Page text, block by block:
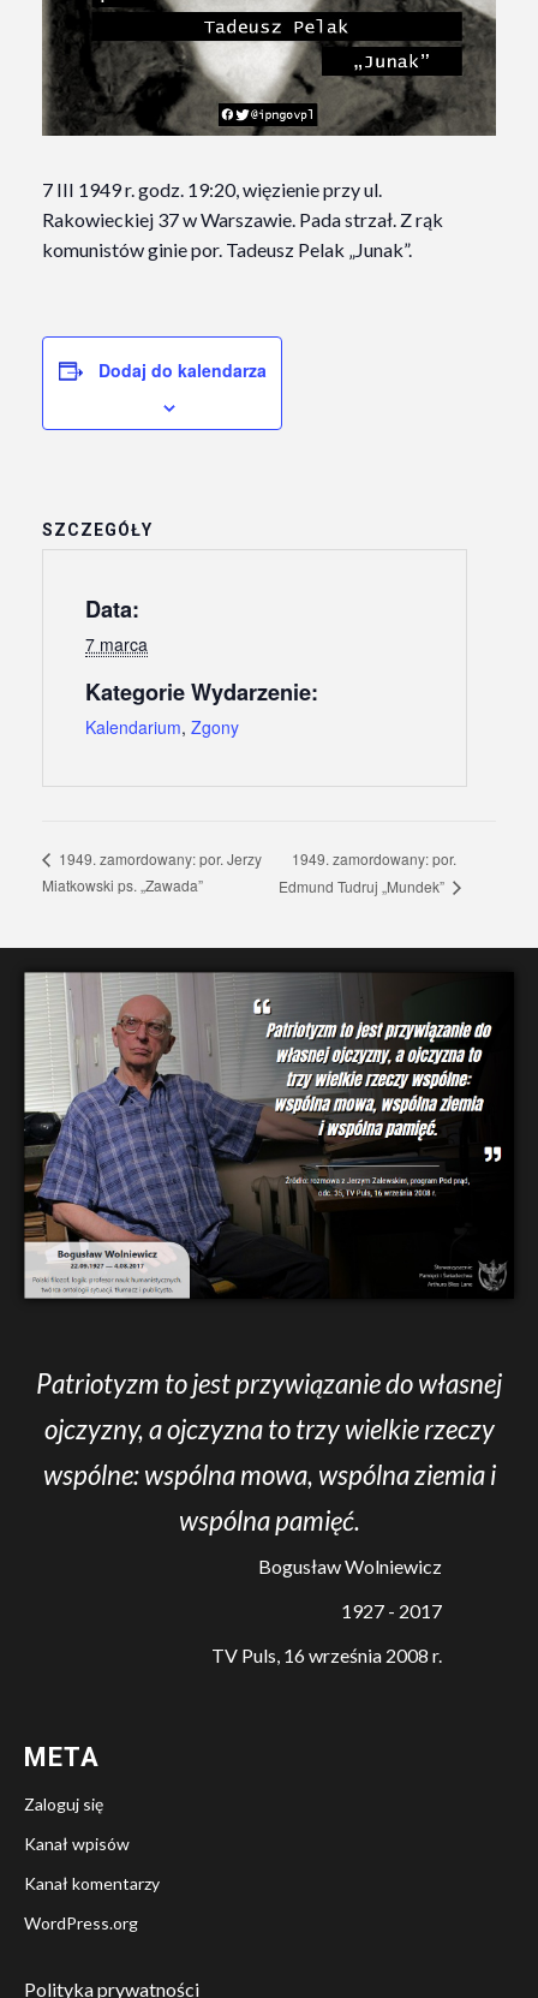
7 III 1949 r. godz. 19:20, więzienie przy ul.
Rakowieckiej 37 w Warszawie. Pada strzał. Z rąk
komunistów ginie por. Tadeusz Pelak „Junak”.
Dodaj do kalendarza
SZCZEGÓŁY
Data:
7 marca
Kategorie Wydarzenie:
Kalendarium, Zgony
1949. zamordowany: por. Jerzy
Miatkowski ps. „Zawada”
1949. zamordowany: por.
Edmund Tudruj „Mundek”
Patriotyzm to jest przywiązanie do własnej
ojczyzny, a ojczyzna to trzy wielkie rzeczy
wspólne: wspólna mowa, wspólna ziemia i
wspólna pamięć.
Bogusław Wolniewicz
1927 - 2017
TV Puls, 16 września 2008 r.
META
Zaloguj się
Kanał wpisów
Kanał komentarzy
WordPress.org
Polityka prywatności